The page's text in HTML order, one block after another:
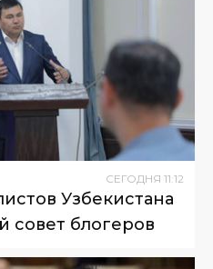
СЕГОДНЯ 11:12
Узбекистана
совет блогеров